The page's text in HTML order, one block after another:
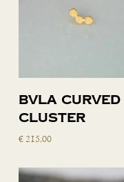
Toevoegen
aan
BVLA curved
cluster
€215,00